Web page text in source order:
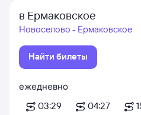
в Ермаковское
Новоселово - Ермаковское
Найти билеты
ежедневно
03:29
04:27